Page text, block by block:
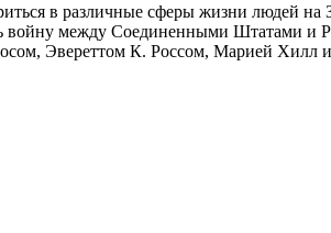
в различные сферы жизни людей на
войну между Соединенными
Эвереттом К. Россом, Марией Хилл